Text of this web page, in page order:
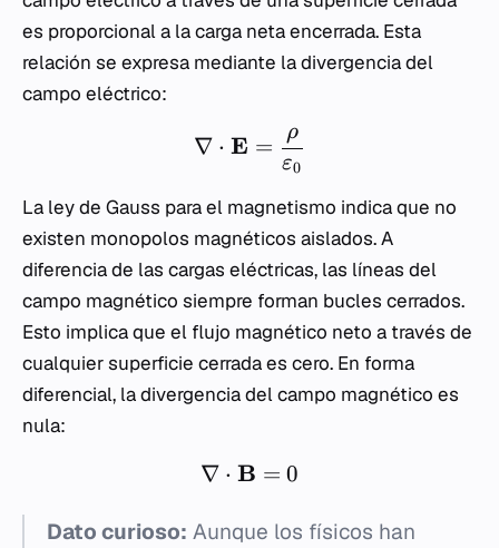
es proporcional a la carga neta encerrada. Esta
relación se expresa mediante la divergencia del
campo eléctrico:
∇ ⋅ E =
ε0
ρ
La ley de Gauss para el magnetismo indica que no
existen monopolos magnéticos aislados. A
diferencia de las cargas eléctricas, las líneas del
campo magnético siempre forman bucles cerrados.
Esto implica que el flujo magnético neto a través de
cualquier superficie cerrada es cero. En forma
diferencial, la divergencia del campo magnético es
nula:
∇ ⋅ B = 0
Dato curioso: Aunque los físicos han